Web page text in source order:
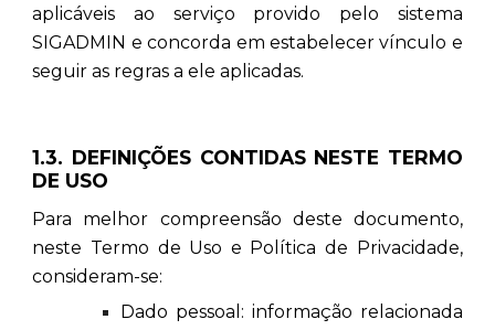
aplicáveis ao serviço provido pelo sistema
SIGADMIN e concorda em estabelecer vínculo e
seguir as regras a ele aplicadas.
1.3. DEFINIÇÕES CONTIDAS NESTE TERMO
DE USO
Para melhor compreensão deste documento,
neste Termo de Uso e Política de Privacidade,
consideram-se:
Dado pessoal: informação relacionada